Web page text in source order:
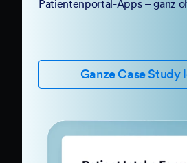
Patientenportal-Apps – ganz
Ganze Case Study